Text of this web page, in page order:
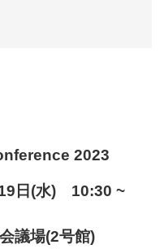
2023
日(水) 10:30 ~
議場(2号館)